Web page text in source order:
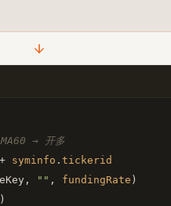
syminfo . tickerid
, "" , fundingRate